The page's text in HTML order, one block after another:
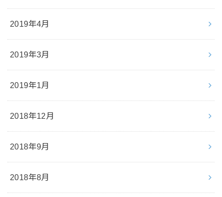
2019年4月
2019年3月
2019年1月
2018年12月
2018年9月
2018年8月